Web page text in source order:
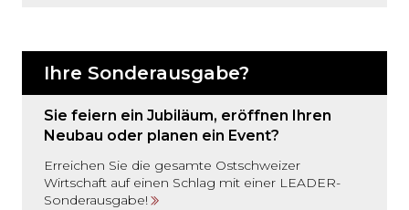
Ihre Sonderausgabe?
Sie feiern ein Jubiläum, eröffnen Ihren
Neubau oder planen ein Event?
Erreichen Sie die gesamte Ostschweizer
Wirtschaft auf einen Schlag mit einer LEADER-
Sonderausgabe!